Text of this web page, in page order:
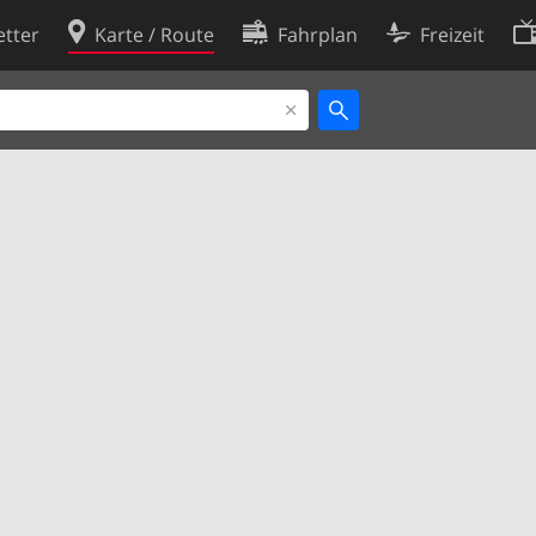
Karte / Route Fahrplan Freizeit
Cookie-Richtlinie
Cookie-Einstellungen